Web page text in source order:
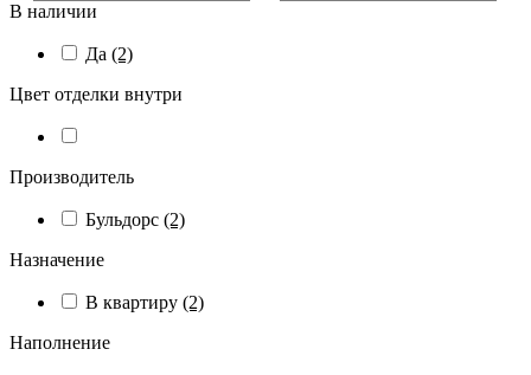
В наличии
Да (2)
Цвет отделки внутри
Производитель
Бульдорс (2)
Назначение
В квартиру (2)
Наполнение